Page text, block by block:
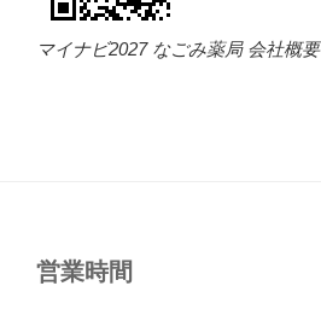
マイナビ2027 なごみ薬局 会社概要
営業時間